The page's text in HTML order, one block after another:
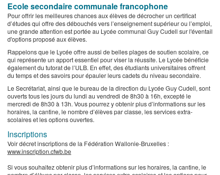
Ecole secondaire communale francophone
Pour offrir les meilleures chances aux élèves de décrocher un certificat
d’études qui offre des débouchés vers l’enseignement supérieur ou l’emploi,
une grande attention est portée au Lycée communal Guy Cudell sur l'éventail
d'options proposé aux élèves.
Rappelons que le Lycée offre aussi de belles plages de soutien scolaire, ce
qui représente un apport essentiel pour viser la réussite. Le Lycée bénéficie
également du tutorat de l’ULB. En effet, des étudiants universitaires offrent
du temps et des savoirs pour épauler leurs cadets du niveau secondaire.
Le Secrétariat, ainsi que le bureau de la direction du Lycée Guy Cudell, sont
ouverts tous les jours du lundi au vendredi de 8h30 à 16h, excepté le
mercredi de 8h30 à 13h. Vous pourrez y obtenir plus d’informations sur les
horaires, la cantine, le nombre d’élèves par classe, les services extra-
scolaires et les options ouvertes.
Inscriptions
Voir décret inscriptions de la Fédération Wallonie-Bruxelles :
www.inscription.cfwb.be
Si vous souhaitez obtenir plus d’informations sur les horaires, la cantine, le